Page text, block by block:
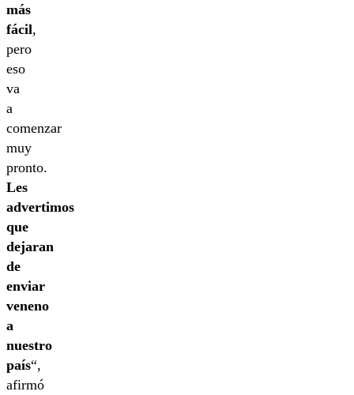
más
fácil,
pero
eso
va
a
comenzar
muy
pronto.
Les
advertimos
que
dejaran
de
enviar
veneno
a
nuestro
país“,
afirmó